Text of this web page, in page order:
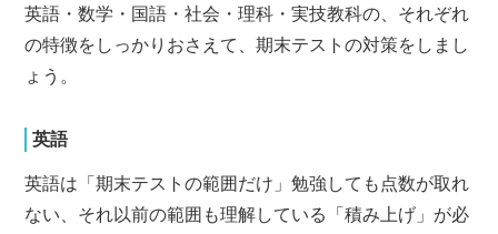
英語・数学・国語・社会・理科・実技教科の、それぞれ
の特徴をしっかりおさえて、期末テストの対策をしまし
ょう。
英語
英語は「期末テストの範囲だけ」勉強しても点数が取れ
ない、それ以前の範囲も理解している「積み上げ」が必